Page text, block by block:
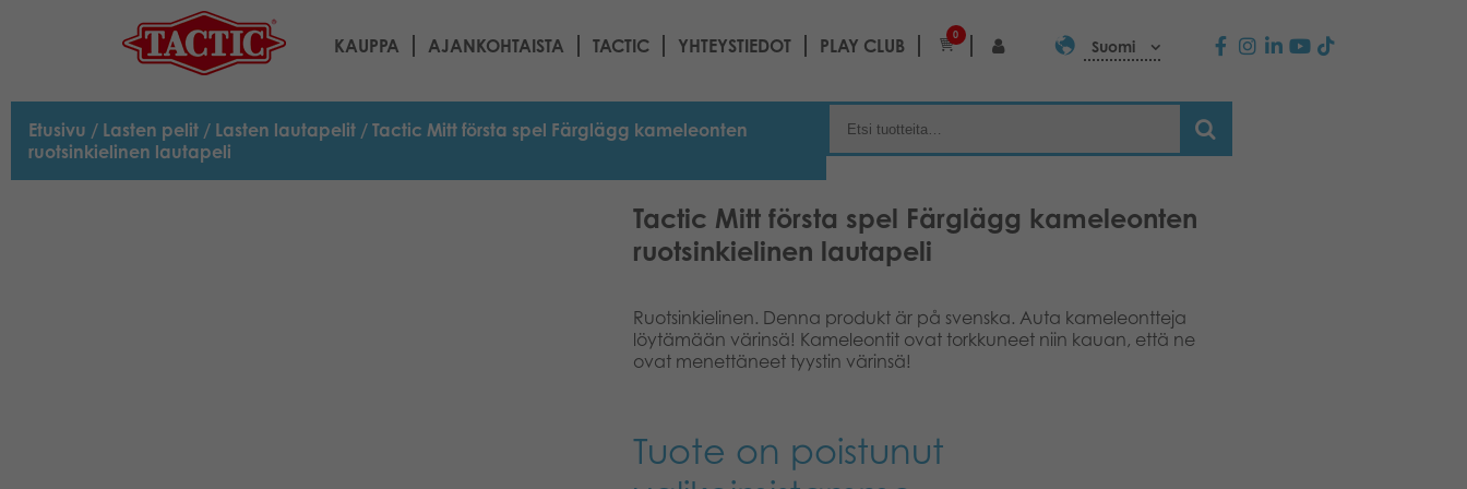
KAUPPA AJANKOHTAISTA TACTIC YHTEYSTIEDOT PLAY CLUB
0
Suomi
Etusivu / Lasten pelit / Lasten lautapelit / Tactic Mitt första spel Färglägg kameleonten
ruotsinkielinen lautapeli
Tactic Mitt första spel Färglägg kameleonten
ruotsinkielinen lautapeli
Ruotsinkielinen. Denna produkt är på svenska. Auta kameleontteja
löytämään värinsä! Kameleontit ovat torkkuneet niin kauan, että ne
ovat menettäneet tyystin värinsä!
Tuote on poistunut